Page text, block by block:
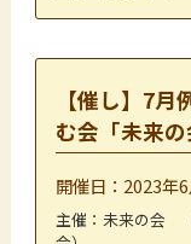
【催し】7
む会「未来の
開催日：2023年
主催：未来の会